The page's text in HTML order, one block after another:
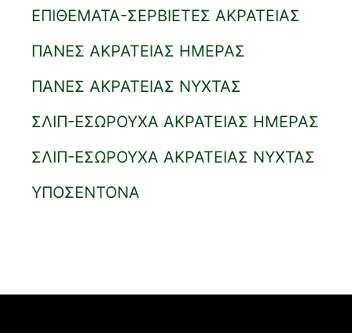
ΕΠΙΘΕΜΑΤΑ-ΣΕΡΒΙΕΤΕΣ ΑΚΡΑΤΕΙΑΣ
ΠΑΝΕΣ ΑΚΡΑΤΕΙΑΣ ΗΜΕΡΑΣ
ΠΑΝΕΣ ΑΚΡΑΤΕΙΑΣ ΝΥΧΤΑΣ
ΣΛΙΠ-ΕΣΩΡΟΥΧΑ ΑΚΡΑΤΕΙΑΣ ΗΜΕΡΑΣ
ΣΛΙΠ-ΕΣΩΡΟΥΧΑ ΑΚΡΑΤΕΙΑΣ ΝΥΧΤΑΣ
ΥΠΟΣΕΝΤΟΝΑ